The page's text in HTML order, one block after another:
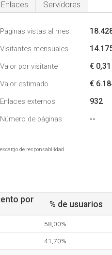
Enlaces Servidores
Páginas vistas al mes
Visitantes mensuales
Valor por visitante € 0,31
Valor estimado €
Enlaces externos 932
Número de páginas --
de responsabilidad.
por
% de usuarios
58,00%
41,70%